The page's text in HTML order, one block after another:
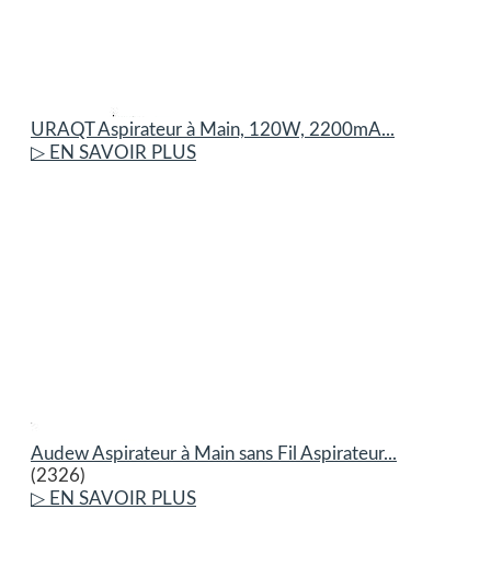
URAQT Aspirateur à Main, 120W, 2200mA...
▷ EN SAVOIR PLUS
Audew Aspirateur à Main sans Fil Aspirateur...
(2326)
▷ EN SAVOIR PLUS